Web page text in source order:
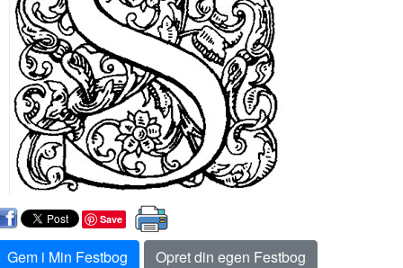
Save
Gem i Min Festbog
Opret din egen Festbog